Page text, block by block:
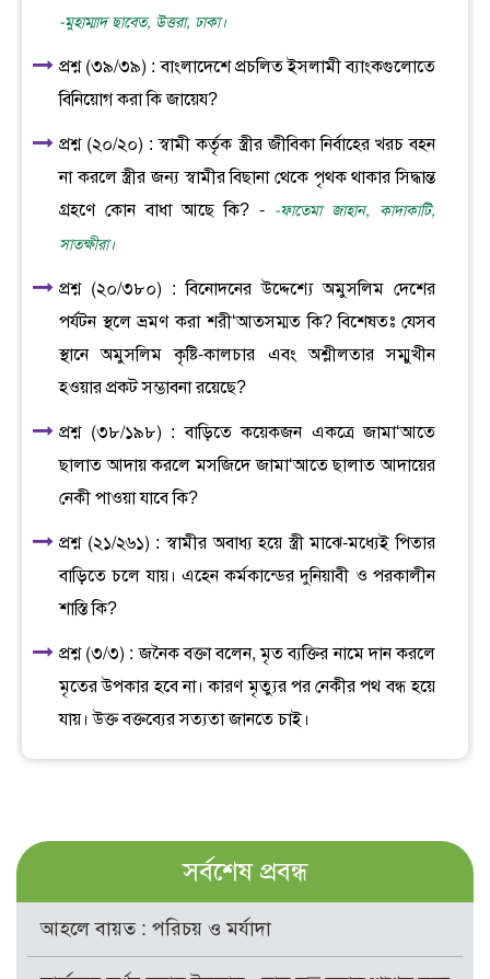
-মুহাম্মাদ ছাবেত, উত্তরা, ঢাকা।
প্রশ্ন (৩৯/৩৯) : বাংলাদেশে প্রচলিত ইসলামী ব্যাংকগুলোতে
বিনিয়োগ করা কি জায়েয?
প্রশ্ন (২০/২০) : স্বামী কর্তৃক স্ত্রীর জীবিকা নির্বাহের খরচ বহন
না করলে স্ত্রীর জন্য স্বামীর বিছানা থেকে পৃথক থাকার সিদ্ধান্ত
গ্রহণে কোন বাধা আছে কি? - -ফাতেমা জাহান, কাদাকাটি,
সাতক্ষীরা।
প্রশ্ন (২০/৩৮০) : বিনোদনের উদ্দেশ্যে অমুসলিম দেশের
পর্যটন স্থলে ভ্রমণ করা শরী‘আতসম্মত কি? বিশেষতঃ যেসব
স্থানে অমুসলিম কৃষ্টি-কালচার এবং অশ্লীলতার সম্মুখীন
হওয়ার প্রকট সম্ভাবনা রয়েছে?
প্রশ্ন (৩৮/১৯৮) : বাড়িতে কয়েকজন একত্রে জামা‘আতে
ছালাত আদায় করলে মসজিদে জামা‘আতে ছালাত আদায়ের
নেকী পাওয়া যাবে কি?
প্রশ্ন (২১/২৬১) : স্বামীর অবাধ্য হয়ে স্ত্রী মাঝে-মধ্যেই পিতার
বাড়িতে চলে যায়। এহেন কর্মকান্ডের দুনিয়াবী ও পরকালীন
শাস্তি কি?
প্রশ্ন (৩/৩) : জনৈক বক্তা বলেন, মৃত ব্যক্তির নামে দান করলে
মৃতের উপকার হবে না। কারণ মৃত্যুর পর নেকীর পথ বন্ধ হয়ে
যায়। উক্ত বক্তব্যের সত্যতা জানতে চাই।
সর্বশেষ প্রবন্ধ
আহলে বায়ত : পরিচয় ও মর্যাদা